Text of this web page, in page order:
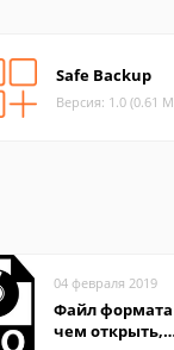
Safe Backup
Версия: 1.0 (0.61
04 февраля 2019
Файл формата
чем открыть,